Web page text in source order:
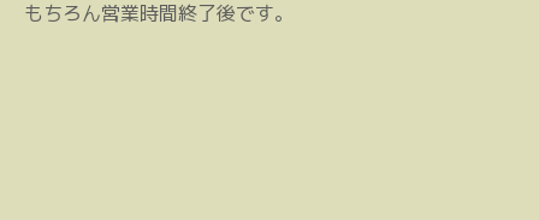
もちろん営業時間終了後です。